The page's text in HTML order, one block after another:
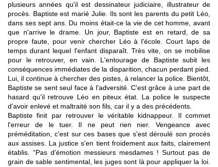
plusieurs années qu'il est dessinateur judiciaire, illustrateur de
procès. Baptiste est marié Julie. Ils sont les parents du petit Léo,
dans ses sept ans. Du moins était-ce la vie de cet homme, avant
que n'arrive le drame. Un jour, Baptiste est en retard, de sa
propre faute, pour venir chercher Léo à l'école. Court laps de
temps durant lequel l'enfant disparaît. Très vite, on se mobilise
pour le retrouver, en vain. L'entourage de Baptiste subit les
conséquences immédiates de la disparition, chacun perdant pied.
Lui, il continue à chercher des pistes, à relancer la police. Bientôt,
Baptiste se sent seul face à l'adversité. C'est grâce à une part de
hasard qu'il retrouve Léo en piteux état. La police le suspecte
d'avoir enlevé et maltraité son fils, car il y a des précédents.
Baptiste finit par retrouver le véritable kidnappeur. Il commet
l'erreur de le tuer. Il ne peut rien nier. Vengeance avec
préméditation, c'est sur ces bases que s'est déroulé son procès
aux assises. La justice s'en tient froidement aux faits, clairement
établis. “Pas d'émotion messieurs mesdames ! Surtout pas de
grain de sable sentimental, les juges sont là pour appliquer la loi.